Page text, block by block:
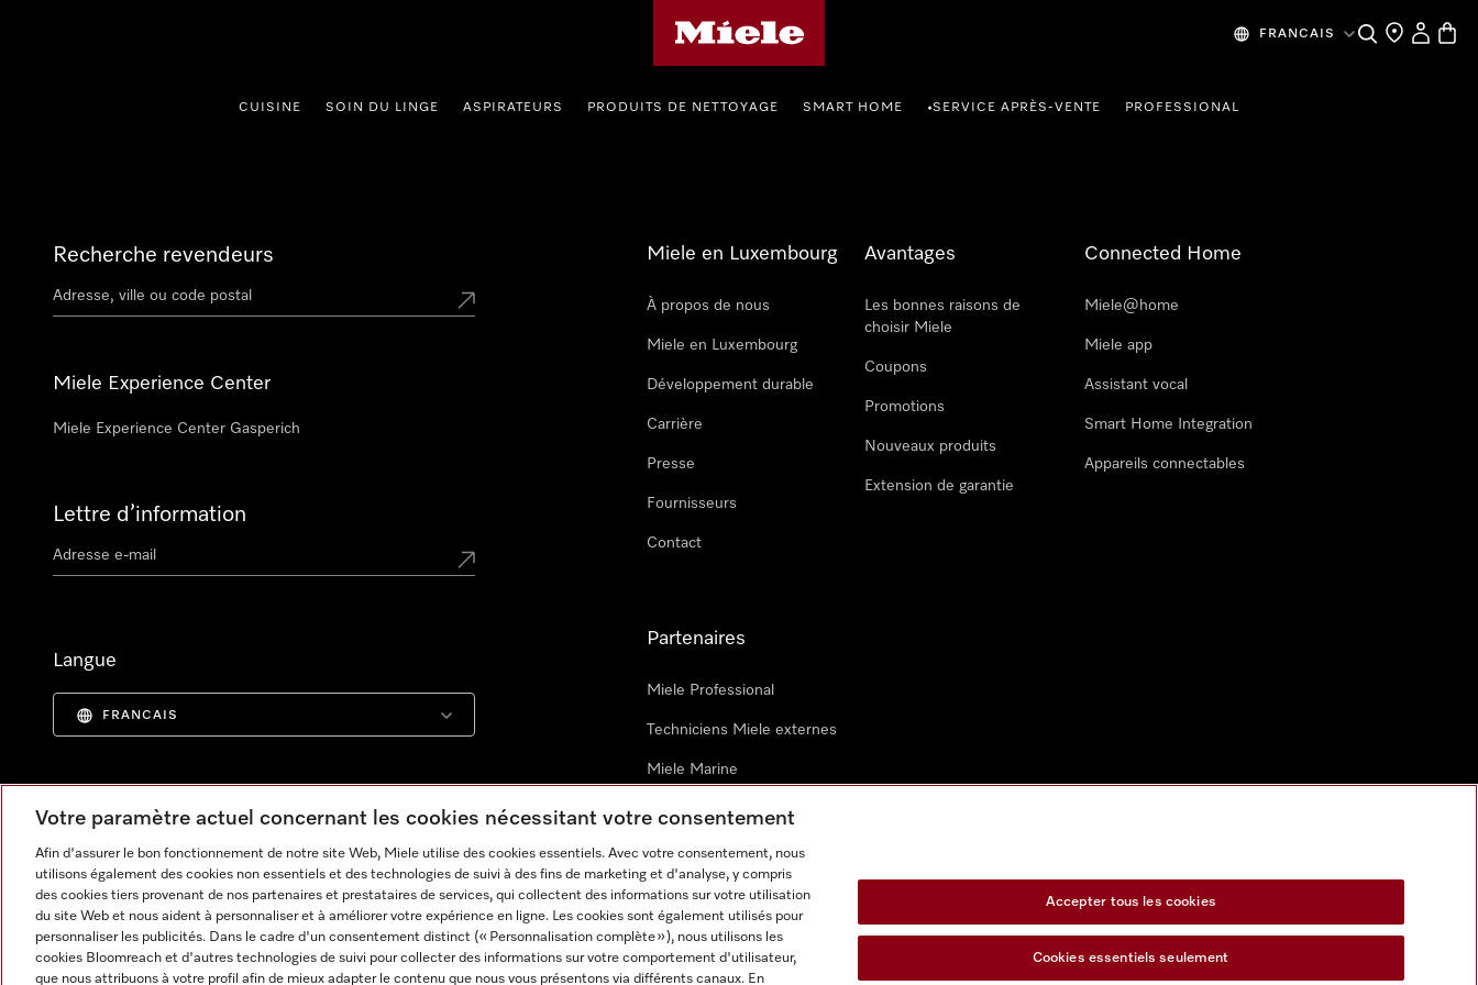
FRANCAIS Recherche
MesPanier
CUISINE SOIN DU LINGE ASPIRATEURS PRODUITS DE NETTOYAGE SMART HOME •SERVICE APRÈS-VENTE PROFESSIONAL
Recherche revendeurs
Miele Experience Center
Miele Experience Center Gasperich
Lettre d’information
Langue
FRANCAIS
Miele en Luxembourg
À propos de nous
Miele en Luxembourg
Développement durable
Carrière
Presse
Fournisseurs
Contact
Avantages
Les bonnes raisons de
choisir Miele
Coupons
Promotions
Nouveaux produits
Extension de garantie
Connected Home
Miele@home
Miele app
Assistant vocal
Smart Home Integration
Appareils connectables
Partenaires
Miele Professional
Techniciens Miele externes
Miele Marine
Architectes & promoteurs
Informations légales CGV Protection des données Conditions d’utilisation Déclaration d'accessibilité
Formulaire de rétractation
Votre paramètre actuel concernant les cookies nécessitant votre consentement
Afin d'assurer le bon fonctionnement de notre site Web, Miele utilise des cookies essentiels. Avec votre consentement, nous
utilisons également des cookies non essentiels et des technologies de suivi à des fins de marketing et d'analyse, y compris
des cookies tiers provenant de nos partenaires et prestataires de services, qui collectent des informations sur votre utilisation
du site Web et nous aident à personnaliser et à améliorer votre expérience en ligne. Les cookies sont également utilisés pour
personnaliser les publicités. Dans le cadre d'un consentement distinct (« Personnalisation complète »), nous utilisons les
cookies Bloomreach et d'autres technologies de suivi pour collecter des informations sur votre comportement d'utilisateur,
que nous attribuons à votre profil afin de mieux adapter le contenu que nous vous présentons via différents canaux. En
Accepter tous les cookies
Cookies essentiels seulement